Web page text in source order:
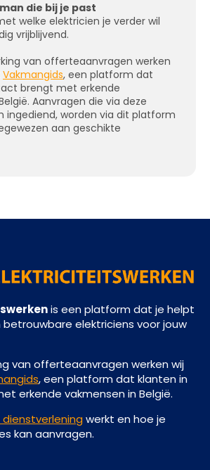
die bij je past
welke elektricien je verder wil
vrijblijvend.
van offerteaanvragen werken
Vakmangids, een platform dat
brengt met erkende
Aanvragen die via deze
ingediend, worden via dit platform
aan geschikte
is een platform dat je helpt
betrouwbare elektriciens voor jouw
van offerteaanvragen werken wij
, een platform dat klanten in
erkende vakmensen in België.
dienstverleningwerkt en hoe je
kan aanvragen.